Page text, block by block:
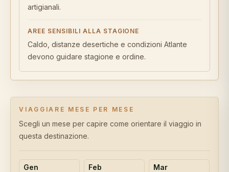
artigianali.
AREE SENSIBILI ALLA STAGIONE
Caldo, distanze desertiche e condizioni Atlante
devono guidare stagione e ordine.
VIAGGIARE MESE PER MESE
Scegli un mese per capire come orientare il viaggio in
questa destinazione.
Gen Feb Mar